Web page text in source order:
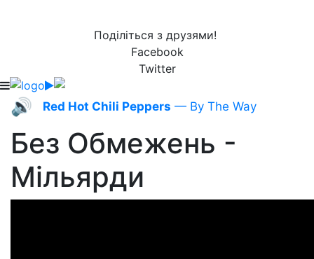
Поділіться з друзями!
Facebook
Twitter
🔊 Red Hot Chili Peppers — By The Way
Без Обмежень -
Мільярди